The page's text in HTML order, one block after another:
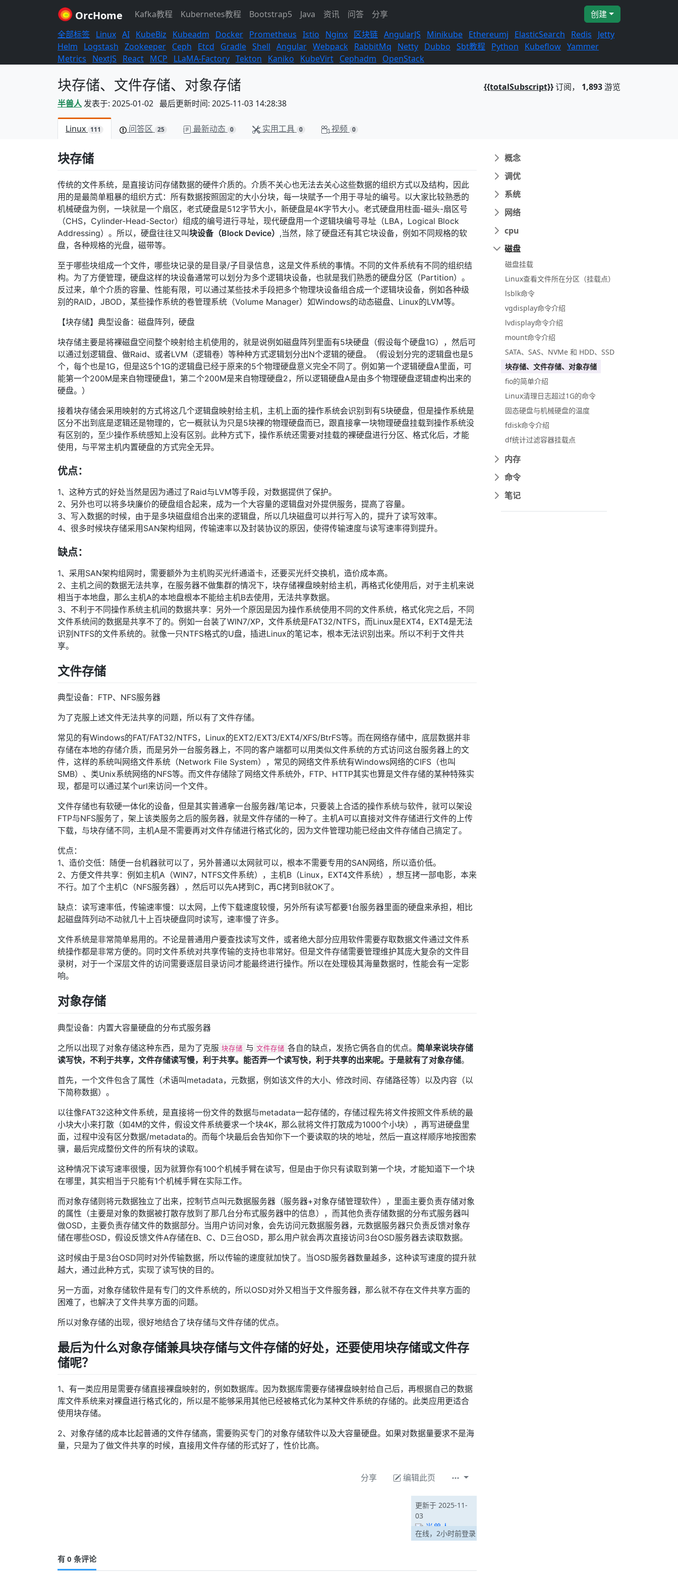
OrcHome Kafka教程 Kubernetes教程 Bootstrap5 Java 资讯 问答 分享
创建
全部标签 Linux AI KubeBiz Kubeadm Docker Prometheus Istio Nginx 区块链 AngularJS Minikube Ethereumj ElasticSearch Redis
Jetty
Helm
Logstash Zookeeper Ceph Etcd Gradle Shell Angular Webpack RabbitMq Netty Dubbo Sbt教程 Python Kubeflow Yammer
Metrics
NextJS React MCP LLaMA-Factory Tekton Kaniko KubeVirt Cephadm OpenStack
块存储、文件存储、对象存储
半兽人发表于: 2025-01-02 最后更新时间: 2025-11-03 14:28:38
{{totalSubscript}}订阅， 1,893游览
Linux 111 问答区 25 最新动态 0 实用工具 0 视频 0
块存储
传统的文件系统，是直接访问存储数据的硬件介质的。介质不关心也无法去关心这些数据的组织方式以及结构，因此
用的是最简单粗暴的组织方式：所有数据按照固定的大小分块，每一块赋予一个用于寻址的编号。以大家比较熟悉的
机械硬盘为例，一块就是一个扇区，老式硬盘是512字节大小，新硬盘是4K字节大小。老式硬盘用柱面-磁头-扇区号
（CHS，Cylinder-Head-Sector）组成的编号进行寻址，现代硬盘用一个逻辑块编号寻址（LBA，Logical Block
Addressing）。所以，硬盘往往又叫块设备（Block Device） ,当然，除了硬盘还有其它块设备，例如不同规格的软
盘，各种规格的光盘，磁带等。
至于哪些块组成一个文件，哪些块记录的是目录/子目录信息，这是文件系统的事情。不同的文件系统有不同的组织结
构。为了方便管理，硬盘这样的块设备通常可以划分为多个逻辑块设备，也就是我们熟悉的硬盘分区（Partition）。
反过来，单个介质的容量、性能有限，可以通过某些技术手段把多个物理块设备组合成一个逻辑块设备，例如各种级
别的RAID，JBOD，某些操作系统的卷管理系统（Volume Manager）如Windows的动态磁盘、Linux的LVM等。
【块存储】典型设备：磁盘阵列，硬盘
块存储主要是将裸磁盘空间整个映射给主机使用的，就是说例如磁盘阵列里面有5块硬盘（假设每个硬盘1G），然后可
以通过划逻辑盘、做Raid、或者LVM（逻辑卷）等种种方式逻辑划分出N个逻辑的硬盘。（假设划分完的逻辑盘也是5
个，每个也是1G，但是这5个1G的逻辑盘已经于原来的5个物理硬盘意义完全不同了。例如第一个逻辑硬盘A里面，可
能第一个200M是来自物理硬盘1，第二个200M是来自物理硬盘2，所以逻辑硬盘A是由多个物理硬盘逻辑虚构出来的
硬盘。）
接着块存储会采用映射的方式将这几个逻辑盘映射给主机，主机上面的操作系统会识别到有5块硬盘，但是操作系统是
区分不出到底是逻辑还是物理的，它一概就认为只是5块裸的物理硬盘而已，跟直接拿一块物理硬盘挂载到操作系统没
有区别的，至少操作系统感知上没有区别。此种方式下，操作系统还需要对挂载的裸硬盘进行分区、格式化后，才能
使用，与平常主机内置硬盘的方式完全无异。
优点：
1、这种方式的好处当然是因为通过了Raid与LVM等手段，对数据提供了保护。
2、另外也可以将多块廉价的硬盘组合起来，成为一个大容量的逻辑盘对外提供服务，提高了容量。
3、写入数据的时候，由于是多块磁盘组合出来的逻辑盘，所以几块磁盘可以并行写入的，提升了读写效率。
4、很多时候块存储采用SAN架构组网，传输速率以及封装协议的原因，使得传输速度与读写速率得到提升。
缺点：
1、采用SAN架构组网时，需要额外为主机购买光纤通道卡，还要买光纤交换机，造价成本高。
2、主机之间的数据无法共享，在服务器不做集群的情况下，块存储裸盘映射给主机，再格式化使用后，对于主机来说
相当于本地盘，那么主机A的本地盘根本不能给主机B去使用，无法共享数据。
3、不利于不同操作系统主机间的数据共享：另外一个原因是因为操作系统使用不同的文件系统，格式化完之后，不同
文件系统间的数据是共享不了的。例如一台装了WIN7/XP，文件系统是FAT32/NTFS，而Linux是EXT4，EXT4是无法
识别NTFS的文件系统的。就像一只NTFS格式的U盘，插进Linux的笔记本，根本无法识别出来。所以不利于文件共
享。
文件存储
典型设备：FTP、NFS服务器
为了克服上述文件无法共享的问题，所以有了文件存储。
常见的有Windows的FAT/FAT32/NTFS，Linux的EXT2/EXT3/EXT4/XFS/BtrFS等。而在网络存储中，底层数据并非
存储在本地的存储介质，而是另外一台服务器上，不同的客户端都可以用类似文件系统的方式访问这台服务器上的文
件，这样的系统叫网络文件系统（Network File System），常见的网络文件系统有Windows网络的CIFS（也叫
SMB）、类Unix系统网络的NFS等。而文件存储除了网络文件系统外，FTP、HTTP其实也算是文件存储的某种特殊实
现，都是可以通过某个url来访问一个文件。
文件存储也有软硬一体化的设备，但是其实普通拿一台服务器/笔记本，只要装上合适的操作系统与软件，就可以架设
FTP与NFS服务了，架上该类服务之后的服务器，就是文件存储的一种了。主机A可以直接对文件存储进行文件的上传
下载，与块存储不同，主机A是不需要再对文件存储进行格式化的，因为文件管理功能已经由文件存储自己搞定了。
优点：
1、造价交低：随便一台机器就可以了，另外普通以太网就可以，根本不需要专用的SAN网络，所以造价低。
2、方便文件共享：例如主机A（WIN7，NTFS文件系统），主机B（Linux，EXT4文件系统），想互拷一部电影，本来
不行。加了个主机C（NFS服务器），然后可以先A拷到C，再C拷到B就OK了。
缺点：读写速率低，传输速率慢：以太网，上传下载速度较慢，另外所有读写都要1台服务器里面的硬盘来承担，相比
起磁盘阵列动不动就几十上百块硬盘同时读写，速率慢了许多。
文件系统是非常简单易用的。不论是普通用户要查找读写文件，或者绝大部分应用软件需要存取数据文件通过文件系
统操作都是非常方便的。同时文件系统对共享传输的支持也非常好。但是文件存储需要管理维护其庞大复杂的文件目
录树，对于一个深层文件的访问需要逐层目录访问才能最终进行操作。所以在处理极其海量数据时，性能会有一定影
响。
对象存储
典型设备：内置大容量硬盘的分布式服务器
之所以出现了对象存储这种东西，是为了克服 块存储 与 文件存储 各自的缺点，发扬它俩各自的优点。 简单来说块存储
读写快，不利于共享，文件存储读写慢，利于共享。能否弄一个读写快，利于共享的出来呢。于是就有了对象存储。
首先，一个文件包含了属性（术语叫metadata，元数据，例如该文件的大小、修改时间、存储路径等）以及内容（以
下简称数据）。
以往像FAT32这种文件系统，是直接将一份文件的数据与metadata一起存储的，存储过程先将文件按照文件系统的最
小块大小来打散（如4M的文件，假设文件系统要求一个块4K，那么就将文件打散成为1000个小块），再写进硬盘里
面，过程中没有区分数据/metadata的。而每个块最后会告知你下一个要读取的块的地址，然后一直这样顺序地按图索
骥，最后完成整份文件的所有块的读取。
这种情况下读写速率很慢，因为就算你有100个机械手臂在读写，但是由于你只有读取到第一个块，才能知道下一个块
在哪里，其实相当于只能有1个机械手臂在实际工作。
而对象存储则将元数据独立了出来，控制节点叫元数据服务器（服务器+对象存储管理软件），里面主要负责存储对象
的属性（主要是对象的数据被打散存放到了那几台分布式服务器中的信息），而其他负责存储数据的分布式服务器叫
做OSD，主要负责存储文件的数据部分。当用户访问对象，会先访问元数据服务器，元数据服务器只负责反馈对象存
储在哪些OSD，假设反馈文件A存储在B、C、D三台OSD，那么用户就会再次直接访问3台OSD服务器去读取数据。
这时候由于是3台OSD同时对外传输数据，所以传输的速度就加快了。当OSD服务器数量越多，这种读写速度的提升就
越大，通过此种方式，实现了读写快的目的。
另一方面，对象存储软件是有专门的文件系统的，所以OSD对外又相当于文件服务器，那么就不存在文件共享方面的
困难了，也解决了文件共享方面的问题。
所以对象存储的出现，很好地结合了块存储与文件存储的优点。
最后为什么对象存储兼具块存储与文件存储的好处，还要使用块存储或文件存
储呢？
1、有一类应用是需要存储直接裸盘映射的，例如数据库。因为数据库需要存储裸盘映射给自己后，再根据自己的数据
库文件系统来对裸盘进行格式化的，所以是不能够采用其他已经被格式化为某种文件系统的存储的。此类应用更适合
使用块存储。
2、对象存储的成本比起普通的文件存储高，需要购买专门的对象存储软件以及大容量硬盘。如果对数据量要求不是海
量，只是为了做文件共享的时候，直接用文件存储的形式好了，性价比高。
分享 编辑此页
更新于 2025-11-
03
半兽人
在线，2小时前登录
有 0 条评论
概念
调优
系统
网络
cpu
磁盘
磁盘挂载
Linux查看文件所在分区（挂载点）
lsblk命令
vgdisplay命令介绍
lvdisplay命令介绍
mount命令介绍
SATA、SAS、NVMe 和 HDD、SSD
块存储、文件存储、对象存储
fio的简单介绍
Linux清理日志超过1G的命令
固态硬盘与机械硬盘的温度
fdisk命令介绍
df统计过滤容器挂载点
内存
命令
笔记